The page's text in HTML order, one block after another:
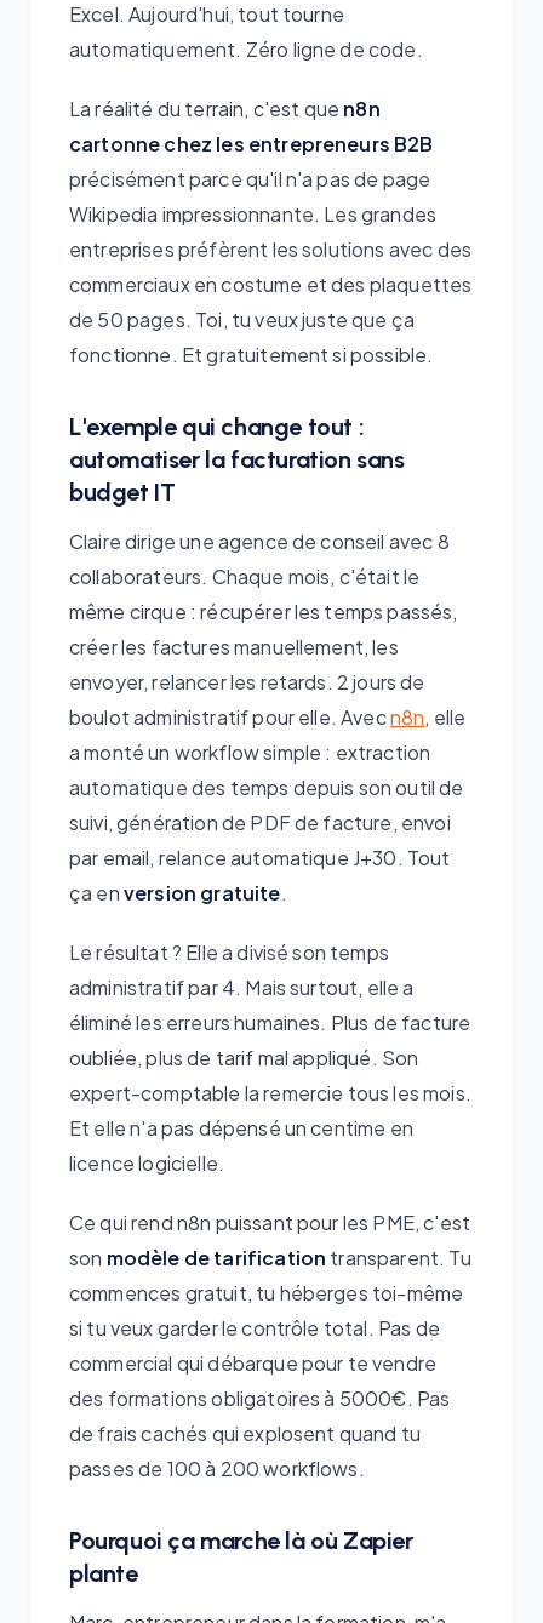
Excel. Aujourd'hui, tout tourne
automatiquement. Zéro ligne de code.
La réalité du terrain, c'est que n8n
cartonne chez les entrepreneurs B2B
précisément parce qu'il n'a pas de page
Wikipedia impressionnante. Les grandes
entreprises préfèrent les solutions avec des
commerciaux en costume et des plaquettes
de 50 pages. Toi, tu veux juste que ça
fonctionne. Et gratuitement si possible.
L'exemple qui change tout :
automatiser la facturation sans
budget IT
Claire dirige une agence de conseil avec 8
collaborateurs. Chaque mois, c'était le
même cirque : récupérer les temps passés,
créer les factures manuellement, les
envoyer, relancer les retards. 2 jours de
boulot administratif pour elle. Avecn8n, elle
a monté un workflow simple : extraction
automatique des temps depuis son outil de
suivi, génération de PDF de facture, envoi
par email, relance automatique J+30. Tout
ça enversion gratuite.
Le résultat ? Elle a divisé son temps
administratif par 4. Mais surtout, elle a
éliminé les erreurs humaines. Plus de facture
oubliée, plus de tarif mal appliqué. Son
expert-comptable la remercie tous les mois.
Et elle n'a pas dépensé un centime en
licence logicielle.
Ce qui rend n8n puissant pour les PME, c'est
son modèle de tarification transparent. Tu
commences gratuit, tu héberges toi-même
si tu veux garder le contrôle total. Pas de
commercial qui débarque pour te vendre
des formations obligatoires à 5000€. Pas
de frais cachés qui explosent quand tu
passes de 100 à 200 workflows.
Pourquoi ça marche là où Zapier
plante